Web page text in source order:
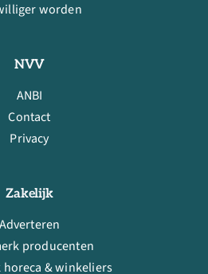
worden
NVV
ANBI
Contact
Privacy
Zakelijk
Adverteren
producenten
horeca & winkeliers